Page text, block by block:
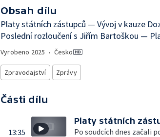
Obsah dílu
Platy státních zástupců — Vývoj v kauze
Poslední rozloučení s Jiřím Bartoškou —
Vyrobeno 2025 • Česko
Zpravodajství Zprávy
Části dílu
13:35
Platy státních
Po soudcích dnes začali